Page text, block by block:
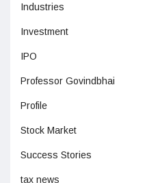
Industries
Investment
IPO
Professor Govindbhai
Profile
Stock Market
Success Stories
tax news